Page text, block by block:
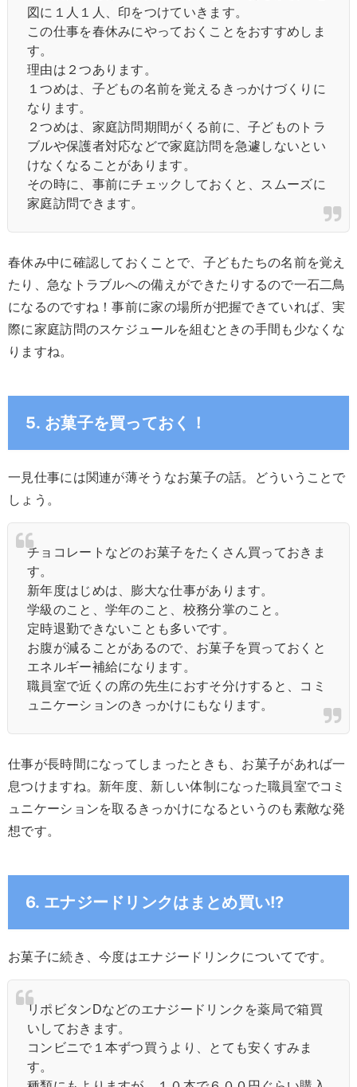
図に１人１人、印をつけていきます。
この仕事を春休みにやっておくことをおすすめしま
す。
理由は２つあります。
１つめは、子どもの名前を覚えるきっかけづくりに
なります。
２つめは、家庭訪問期間がくる前に、子どものトラ
ブルや保護者対応などで家庭訪問を急遽しないとい
けなくなることがあります。
その時に、事前にチェックしておくと、スムーズに
家庭訪問できます。
春休み中に確認しておくことで、子どもたちの名前を覚え
たり、急なトラブルへの備えができたりするので一石二鳥
になるのですね！事前に家の場所が把握できていれば、実
際に家庭訪問のスケジュールを組むときの手間も少なくな
りますね。
5. お菓子を買っておく！
一見仕事には関連が薄そうなお菓子の話。どういうことで
しょう。
チョコレートなどのお菓子をたくさん買っておきま
す。
新年度はじめは、膨大な仕事があります。
学級のこと、学年のこと、校務分掌のこと。
定時退勤できないことも多いです。
お腹が減ることがあるので、お菓子を買っておくと
エネルギー補給になります。
職員室で近くの席の先生におすそ分けすると、コミ
ュニケーションのきっかけにもなります。
仕事が長時間になってしまったときも、お菓子があれば一
息つけますね。新年度、新しい体制になった職員室でコミ
ュニケーションを取るきっかけになるというのも素敵な発
想です。
6. エナジードリンクはまとめ買い!?
お菓子に続き、今度はエナジードリンクについてです。
リポビタンDなどのエナジードリンクを薬局で箱買
いしておきます。
コンビニで１本ずつ買うより、とても安くすみま
す。